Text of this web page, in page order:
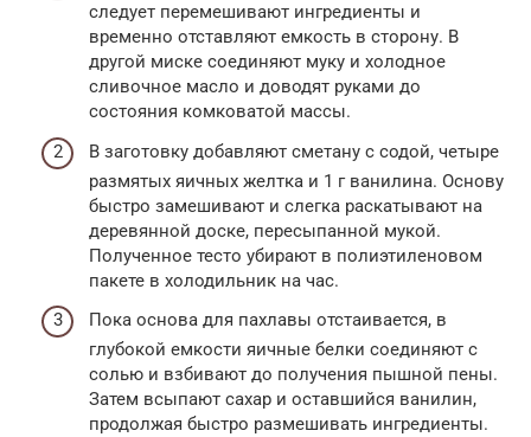
следует перемешивают ингредиенты и
временно отставляют емкость в сторону. В
другой миске соединяют муку и холодное
сливочное масло и доводят руками до
состояния комковатой массы.
В заготовку добавляют сметану с содой, четыре
размятых яичных желтка и 1 г ванилина. Основу
быстро замешивают и слегка раскатывают на
деревянной доске, пересыпанной мукой.
Полученное тесто убирают в полиэтиленовом
пакете в холодильник на час.
Пока основа для пахлавы отстаивается, в
глубокой емкости яичные белки соединяют с
солью и взбивают до получения пышной пены.
Затем всыпают сахар и оставшийся ванилин,
продолжая быстро размешивать ингредиенты.